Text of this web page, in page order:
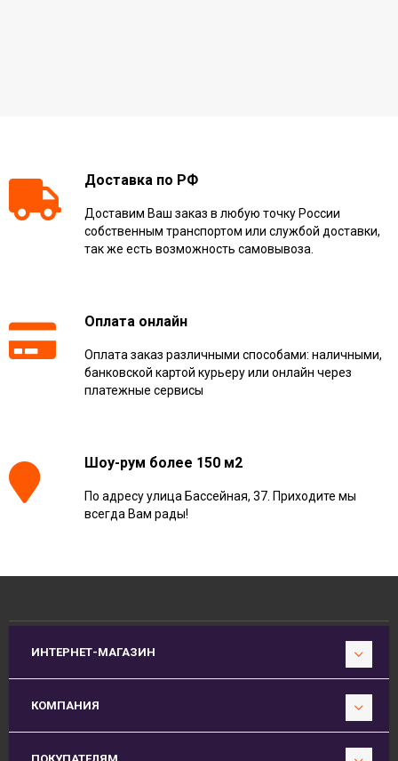
Доставка по РФ
Доставим Ваш заказ в любую точку России
собственным транспортом или службой доставки,
так же есть возможность самовывоза.
Оплата онлайн
Оплата заказ различными способами: наличными,
банковской картой курьеру или онлайн через
платежные сервисы
Шоу-рум более 150 м2
По адресу улица Бассейная, 37. Приходите мы
всегда Вам рады!
ИНТЕРНЕТ-МАГАЗИН
КОМПАНИЯ